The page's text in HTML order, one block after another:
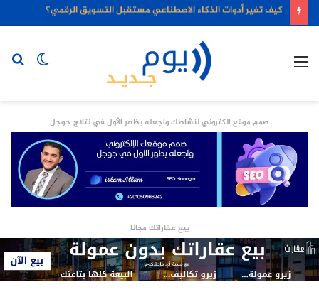
كيف تغير أدوات الذكاء الاصطناعي مستقبل التسويق الرقمي؟
الوضع
صمم موقع الكتروني لنشاطك واجعله يظهر الأول في نتائج جوجل
بيع عقاراتك مجانا